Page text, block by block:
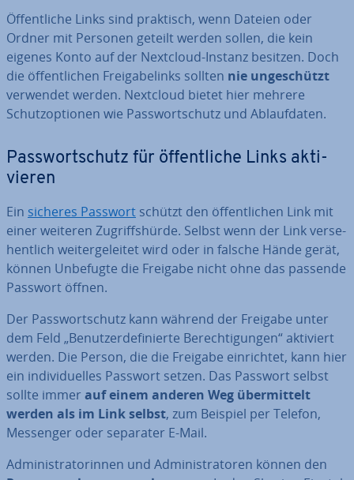
Öf­fent­li­che Links sind praktisch, wenn Dateien oder
Ordner mit Personen geteilt werden sollen, die kein
eigenes Konto auf der Nextcloud-Instanz besitzen. Doch
die öf­fent­li­chen Frei­ga­be­l­inks sollten nie un­ge­schützt
verwendet werden. Nextcloud bietet hier mehrere
Schutz­op­tio­nen wie Pass­wort­schutz und Ab­lauf­da­ten.
Pass­wort­schutz für öf­fent­li­che Links ak­ti­
vie­ren
Ein sicheres Passwort schützt den öf­fent­li­chen Link mit
einer weiteren Zu­griffs­hür­de. Selbst wenn der Link ver­se­
hent­lich wei­ter­ge­lei­tet wird oder in falsche Hände gerät,
können Unbefugte die Freigabe nicht ohne das passende
Passwort öffnen.
Der Pass­wort­schutz kann während der Freigabe unter
dem Feld „Be­nut­zer­de­fi­nier­te Be­rech­ti­gun­gen“ aktiviert
werden. Die Person, die die Freigabe ein­rich­tet, kann hier
ein in­di­vi­du­el­les Passwort setzen. Das Passwort selbst
sollte immer auf einem anderen Weg über­mit­telt
werden als im Link selbst, zum Beispiel per Telefon,
Messenger oder separater E-Mail.
Ad­mi­nis­tra­to­rin­nen und Ad­mi­nis­tra­to­ren können den